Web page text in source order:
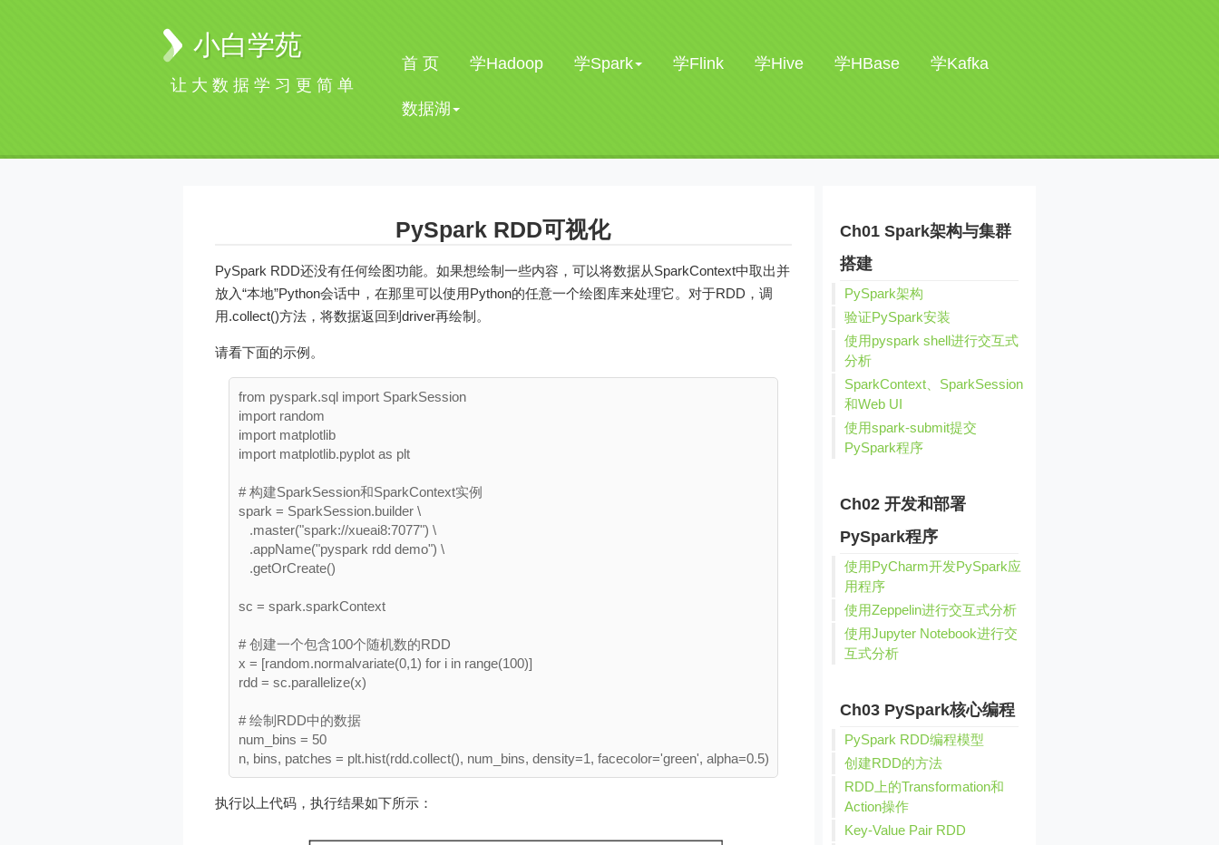
小白学苑
让大数据学习更简单
首 页 学Hadoop 学Spark 学Flink 学Hive 学HBase 学Kafka
数据湖
PySpark RDD可视化
PySpark RDD还没有任何绘图功能。如果想绘制一些内容，可以将数据从SparkContext中取出并
放入“本地”Python会话中，在那里可以使用Python的任意一个绘图库来处理它。对于RDD，调
用.collect()方法，将数据返回到driver再绘制。
请看下面的示例。
from pyspark.sql import SparkSession
import random
import matplotlib
import matplotlib.pyplot as plt
# 构建SparkSession和SparkContext实例
spark = SparkSession.builder \
   .master("spark://xueai8:7077") \
   .appName("pyspark rdd demo") \
   .getOrCreate()
sc = spark.sparkContext
# 创建一个包含100个随机数的RDD
x = [random.normalvariate(0,1) for i in range(100)]
rdd = sc.parallelize(x)
# 绘制RDD中的数据
num_bins = 50
执行以上代码，执行结果如下所示：
Ch01 Spark架构与集群
搭建
PySpark架构
验证PySpark安装
使用pyspark shell进行交互式
分析
SparkContext、SparkSession
和Web UI
使用spark-submit提交
PySpark程序
Ch02 开发和部署
PySpark程序
使用PyCharm开发PySpark应
用程序
使用Zeppelin进行交互式分析
使用Jupyter Notebook进行交
互式分析
Ch03 PySpark核心编程
PySpark RDD编程模型
创建RDD的方法
RDD上的Transformation和
Action操作
Key-Value Pair RDD